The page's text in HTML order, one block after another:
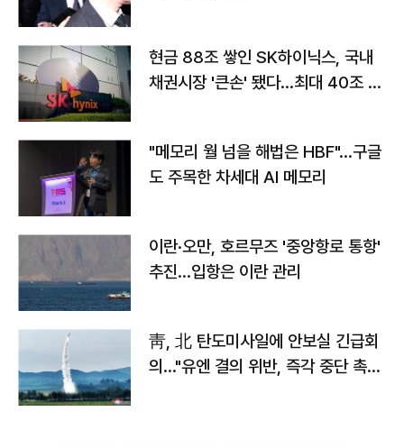
현금 88조 쌓인 SK하이닉스, 국내
채권시장 '큰손' 됐다…최대 40조 투
"메모리 월 넘을 해법은 HBF"…구글
도 주목한 차세대 AI 메모리
이란·오만, 호르무즈 '중앙항로 통항'
추진…입항은 이란 관리
靑, 北 탄도미사일에 안보실 긴급회
의…"유엔 결의 위반, 즉각 중단 촉